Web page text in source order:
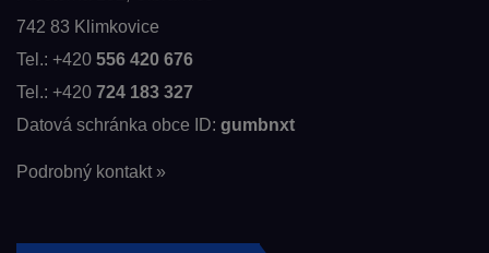
742 83 Klimkovice
Tel.: +420 556 420 676
Tel.: +420 724 183 327
Datová schránka obce ID: gumbnxt
Podrobný kontakt »